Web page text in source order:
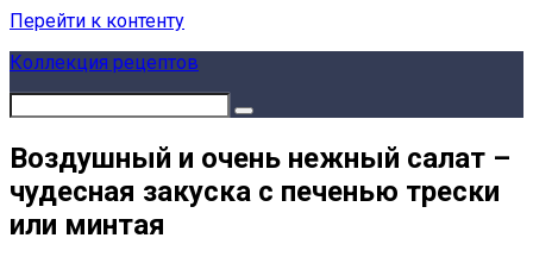
Перейти к контенту
Коллекция рецептов
Воздушный и очень нежный салат –
чудесная закуска с печенью трески
или минтая